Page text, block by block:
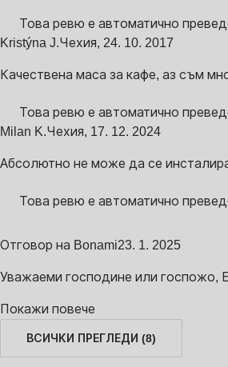
Това ревю е автоматично
Kristýna J.Чехия, 24. 10. 2017
Качествена маса за кафе, аз съм
Това ревю е автоматично
Milan K.Чехия, 17. 12. 2024
Абсолютно не може да се
Това ревю е автоматично
Отговор на Bonami23. 1. 2025
Уважаеми господине или госпожо,
Покажи повече
ВСИЧКИ ПРЕГЛЕДИ (8)